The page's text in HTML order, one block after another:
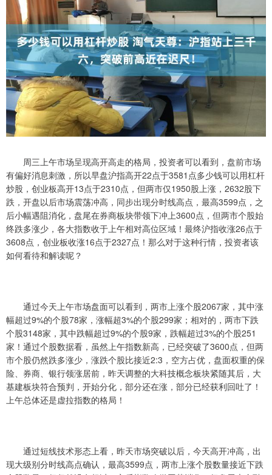
周三上午市场呈现高开高走的格局，投资者可以看到，盘前市场
有偏好消息刺激，所以早盘沪指高开22点于3581点多少钱可以用杠杆
炒股，创业板高开13点于2310点，但两市仅1950股上涨，2632股下
跌，开盘以后市场震荡冲高，同步出现分时线高点，最高3599点，之
后小幅遇阻消化，盘尾在券商板块带领下冲上3600点，但两市个股始
终跌多涨少，各大指数收于上午相对高位区域！最终沪指收涨26点于
3608点，创业板收涨16点于2327点！那么对于这种行情，投资者该
如何看待和解读呢？
通过今天上午市场盘面可以看到，两市上涨个股2067家，其中涨
幅超过9%的个股78家，涨幅超3%的个股299家；相对的，两市下跌
个股3148家，其中跌幅超过9%的个股9家，跌幅超过3%的个股251
家！通过个股数据看，虽然上午指数新高，已经突破了3600点，但两
市个股仍然跌多涨少，涨跌个股比接近2:3，空方占优，盘面权重的保
险、券商、银行领涨居前，昨天调整的大科技概念板块紧随其后，大
基建板块符合预判，开始分化，部分还在涨，部分已经获利回吐了！
上午总体还是虚拉指数的格局！
通过短线技术形态上看，昨天市场突破以后，今天高开冲高，出
现大级别分时线高点确认，最高3599点，两市上涨个股数量接近下跌